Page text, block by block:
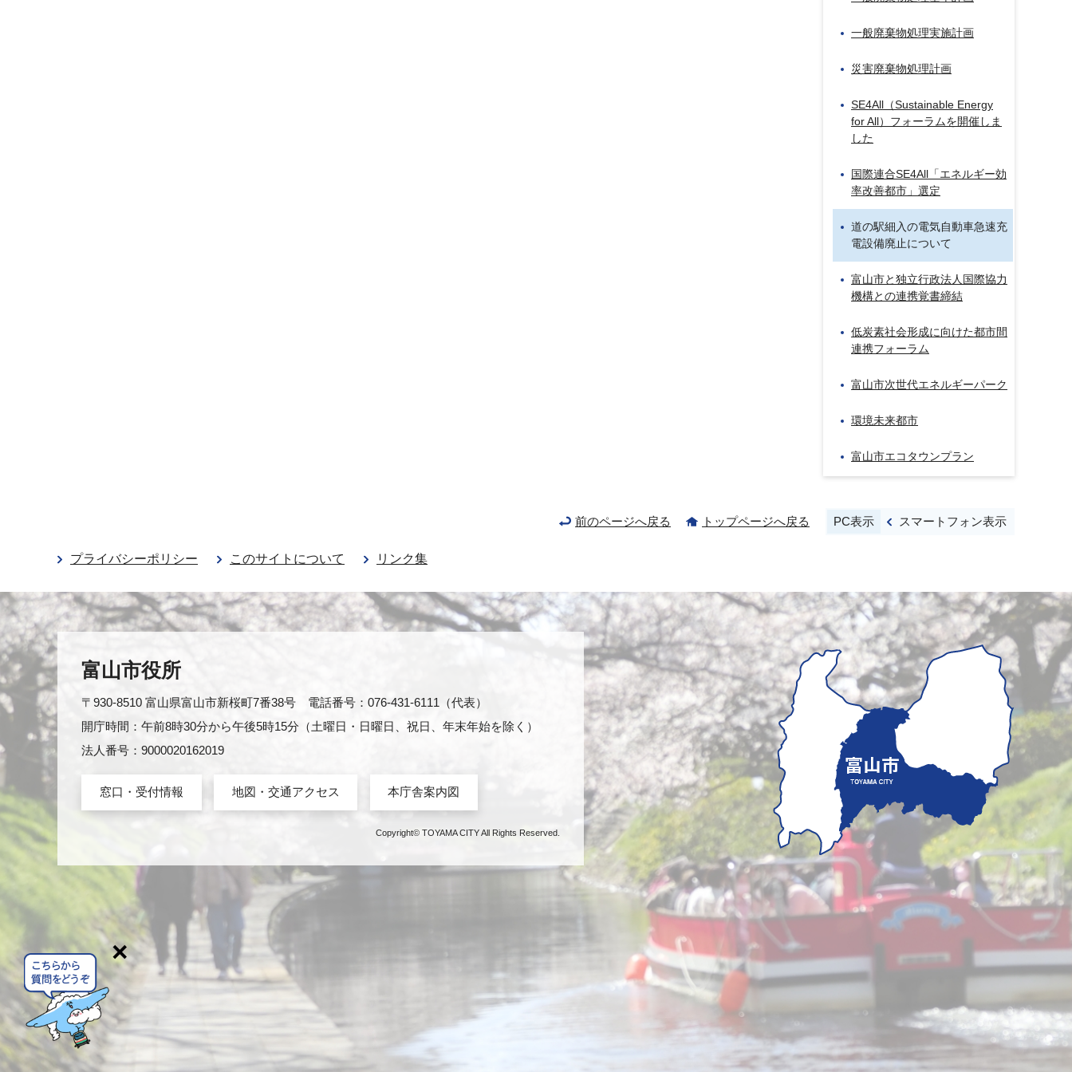
一般廃棄物処理実施計画
災害廃棄物処理計画
SE4All（Sustainable Energy
for All）フォーラムを開催しま
した
国際連合SE4All「エネルギー効
率改善都市」選定
道の駅細入の電気自動車急速充
電設備廃止について
富山市と独立行政法人国際協力
機構との連携覚書締結
低炭素社会形成に向けた都市間
連携フォーラム
富山市次世代エネルギーパーク
環境未来都市
富山市エコタウンプラン
前のページへ戻る トップページへ戻る PC表示 スマートフォン表示
プライバシーポリシー このサイトについて リンク集
富山市役所
〒930-8510 富山県富山市新桜町7番38号 電話番号：076-431-6111（代表）
開庁時間：午前8時30分から午後5時15分（土曜日・日曜日、祝日、年末年始を除く）
法人番号：9000020162019
窓口・受付情報 地図・交通アクセス 本庁舎案内図
Copyright© TOYAMA CITY All Rights Reserved.
×